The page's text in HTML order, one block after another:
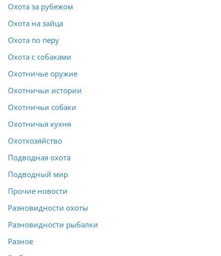
Охота за рубежом
Охота на зайца
Охота по перу
Охота с собаками
Охотничье оружие
Охотничьи истории
Охотничьи собаки
Охотничья кухня
Охотхозяйство
Подводная охота
Подводный мир
Прочие новости
Разновидности охоты
Разновидности рыбалки
Разное